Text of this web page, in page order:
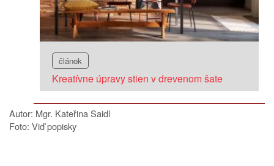
článok
Kreatívne úpravy stien v drevenom šate
Autor: Mgr. Kateřina Saidl
Foto: Viď popisky